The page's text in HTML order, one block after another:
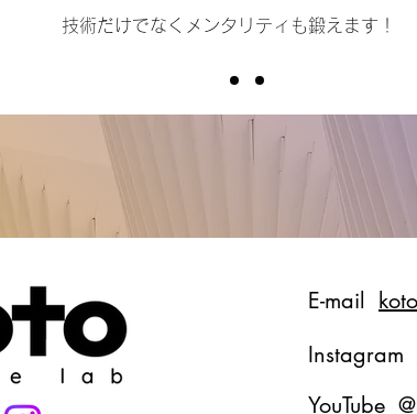
​技術だけでなくメンタリティも鍛えます！
E-mail
Instagram
YouTube